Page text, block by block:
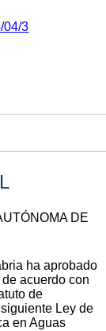
04/3
DE
ha aprobado
acuerdo con
de
Ley de
en Aguas